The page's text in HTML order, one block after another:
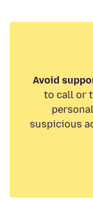
Avoid
to call or
suspicious